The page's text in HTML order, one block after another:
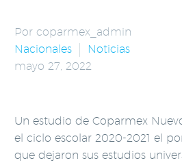
Por coparmex_admin
Nacionales
Noticias
mayo 27, 2022
Un estudio de Coparmex
el ciclo escolar 2020-2021 el
que dejaron sus estudios